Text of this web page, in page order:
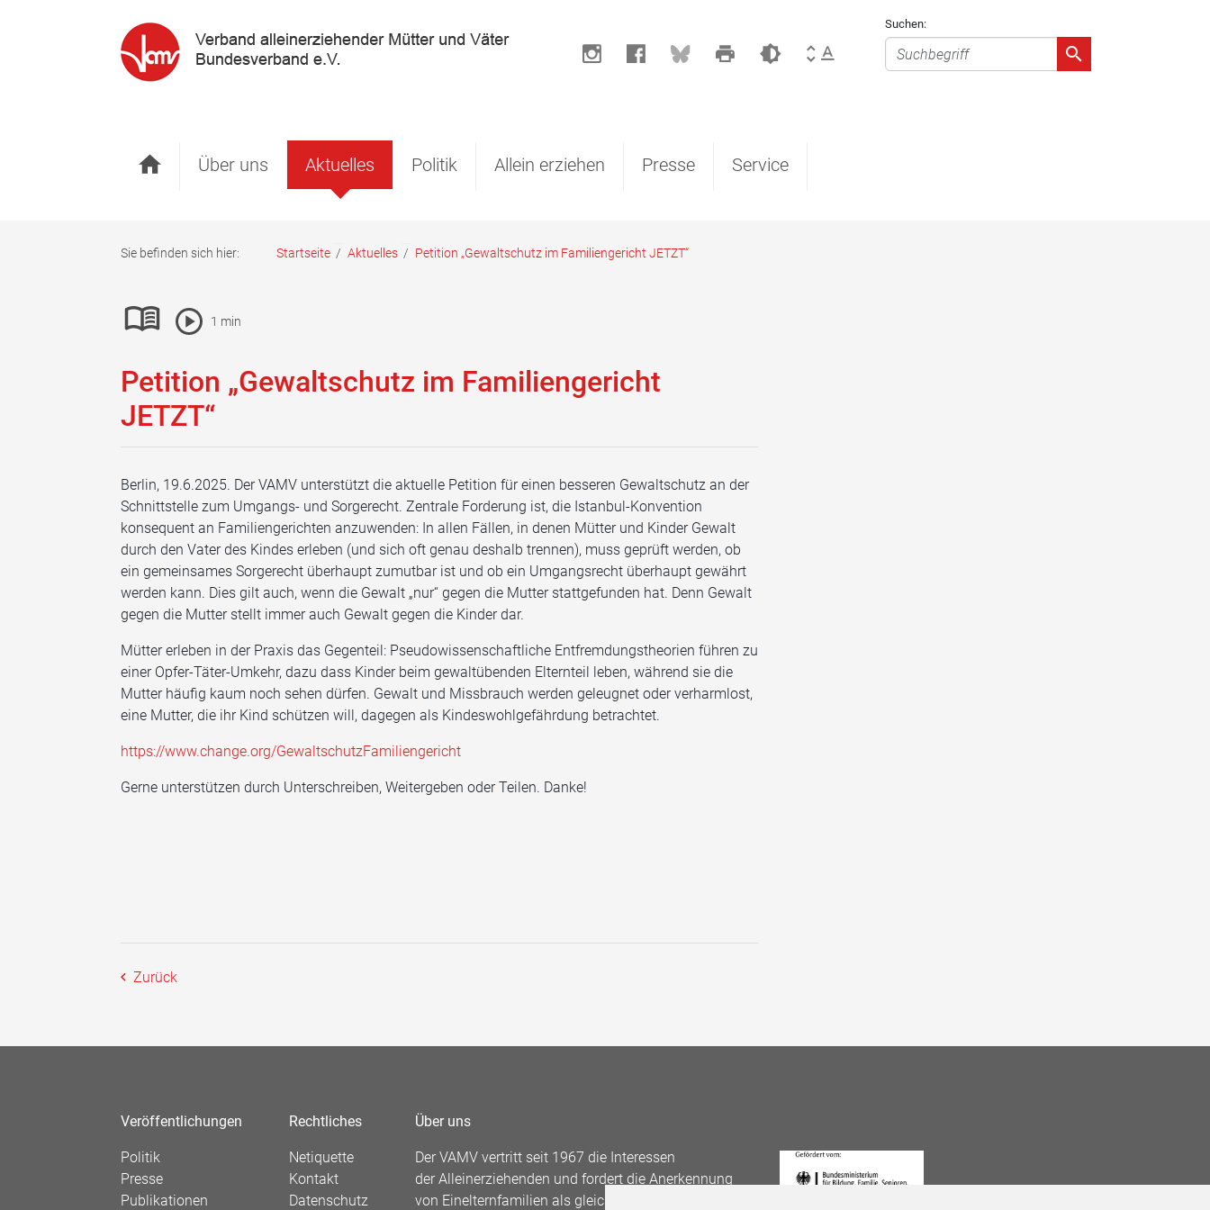
Suchen:
StartseiteÜber uns Aktuelles Politik Allein erziehen Presse Service
Sie befinden sich hier: Startseite / Aktuelles / Petition „Gewaltschutz im Familiengericht JETZT“
Leichte-Sprache ein- oder ausblenden
Vorlesen Icon
Pause Icon
1 min
Petition „Gewaltschutz im Familiengericht
JETZT“
Berlin, 19.6.2025. Der VAMV unterstützt die aktuelle Petition für einen besseren Gewaltschutz an der
Schnittstelle zum Umgangs- und Sorgerecht. Zentrale Forderung ist, die Istanbul-Konvention
konsequent an Familiengerichten anzuwenden: In allen Fällen, in denen Mütter und Kinder Gewalt
durch den Vater des Kindes erleben (und sich oft genau deshalb trennen), muss geprüft werden, ob
ein gemeinsames Sorgerecht überhaupt zumutbar ist und ob ein Umgangsrecht überhaupt gewährt
werden kann. Dies gilt auch, wenn die Gewalt „nur“ gegen die Mutter stattgefunden hat. Denn Gewalt
gegen die Mutter stellt immer auch Gewalt gegen die Kinder dar.
Mütter erleben in der Praxis das Gegenteil: Pseudowissenschaftliche Entfremdungstheorien führen zu
einer Opfer-Täter-Umkehr, dazu dass Kinder beim gewaltübenden Elternteil leben, während sie die
Mutter häufig kaum noch sehen dürfen. Gewalt und Missbrauch werden geleugnet oder verharmlost,
eine Mutter, die ihr Kind schützen will, dagegen als Kindeswohlgefährdung betrachtet.
https://www.change.org/GewaltschutzFamiliengericht
Gerne unterstützen durch Unterschreiben, Weitergeben oder Teilen. Danke!
Zurück
Veröffentlichungen
Politik
Presse
Publikationen
Rechtliches
Netiquette
Kontakt
Datenschutz
Über uns
Der VAMV vertritt seit 1967 die Interessen
der Alleinerziehenden und fordert die Anerkennung
von Einelternfamilien als gleichberechtigte